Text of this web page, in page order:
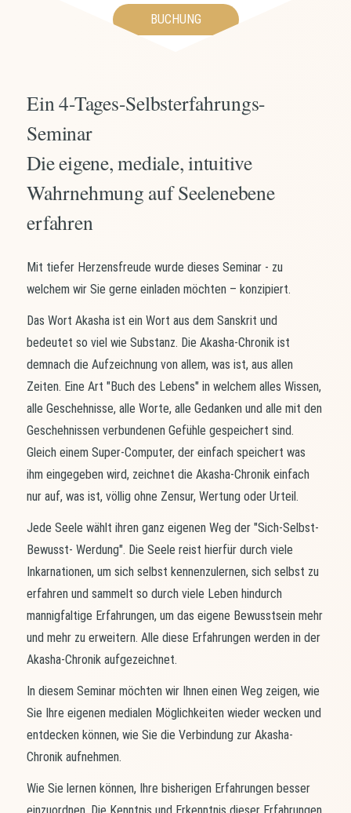
BUCHUNG
Ein 4-Tages-Selbsterfahrungs-
Seminar
Die eigene, mediale, intuitive
Wahrnehmung auf Seelenebene
erfahren
Mit tiefer Herzensfreude wurde dieses Seminar - zu
welchem wir Sie gerne einladen möchten – konzipiert.
Das Wort Akasha ist ein Wort aus dem Sanskrit und
bedeutet so viel wie Substanz. Die Akasha-Chronik ist
demnach die Aufzeichnung von allem, was ist, aus allen
Zeiten. Eine Art "Buch des Lebens" in welchem alles Wissen,
alle Geschehnisse, alle Worte, alle Gedanken und alle mit den
Geschehnissen verbundenen Gefühle gespeichert sind.
Gleich einem Super-Computer, der einfach speichert was
ihm eingegeben wird, zeichnet die Akasha-Chronik einfach
nur auf, was ist, völlig ohne Zensur, Wertung oder Urteil.
Jede Seele wählt ihren ganz eigenen Weg der "Sich-Selbst-
Bewusst- Werdung". Die Seele reist hierfür durch viele
Inkarnationen, um sich selbst kennenzulernen, sich selbst zu
erfahren und sammelt so durch viele Leben hindurch
mannigfaltige Erfahrungen, um das eigene Bewusstsein mehr
und mehr zu erweitern. Alle diese Erfahrungen werden in der
Akasha-Chronik aufgezeichnet.
In diesem Seminar möchten wir Ihnen einen Weg zeigen, wie
Sie Ihre eigenen medialen Möglichkeiten wieder wecken und
entdecken können, wie Sie die Verbindung zur Akasha-
Chronik aufnehmen.
Wie Sie lernen können, Ihre bisherigen Erfahrungen besser
einzuordnen. Die Kenntnis und Erkenntnis dieser Erfahrungen